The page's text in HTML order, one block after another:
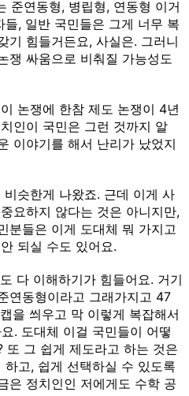
준연동형, 병립형, 연동형 이거
, 일반 국민들은 그게 너무 복
기 힘들거든요, 사실은. 그러니
쟁 싸움으로 비춰질 가능성도
논쟁에 한참 제도 논쟁이 4년
인이 국민은 그런 것까지 알
이야기를 해서 난리가 났었지
슷한게 나왔죠. 근데 이게 사
요하지 않다는 것은 아니지만,
분들은 이게 도대체 뭐 가지고
되실 수도 있어요.
다 이해하기가 힘들어요. 거기
연동형이라고 그래가지고 47
을 씌우고 막 이렇게 복잡해서
. 도대체 이걸 국민들이 어떻
또 그 쉽게 제도라고 하는 것은
고, 쉽게 선택하실 수 있도록
은 정치인인 저에게도 수학 공